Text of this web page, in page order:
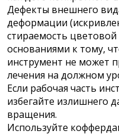
Дефекты внешнего
деформации
стираемость
основаниями к тому,
инструмент не может
лечения на должном
Если рабочая часть
избегайте излишнего
вращения.
Используйте